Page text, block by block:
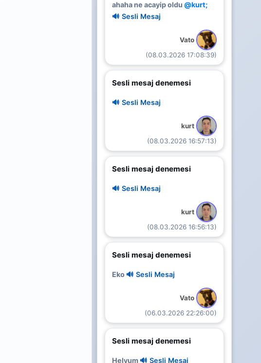
ahaha ne acayip oldu@kurt;
🔊 Sesli Mesaj
Vato
(08.03.2026 17:08:39)
Sesli mesaj denemesi
🔊 Sesli Mesaj
kurt
(08.03.2026 16:57:13)
Sesli mesaj denemesi
🔊 Sesli Mesaj
kurt
(08.03.2026 16:56:13)
Sesli mesaj denemesi
Eko 🔊 Sesli Mesaj
Vato
(06.03.2026 22:26:00)
Sesli mesaj denemesi
Helyum 🔊 Sesli Mesaj